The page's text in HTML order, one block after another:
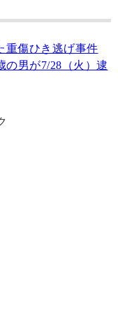
重傷ひき逃げ事件
の男が7/28（火）逮